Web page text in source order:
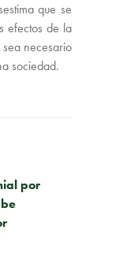
que se
efectos de la
necesario
sociedad.
por